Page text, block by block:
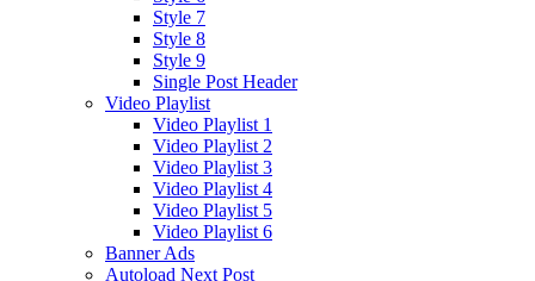
Style 7
Style 8
Style 9
Single Post Header
Video Playlist
Video Playlist 1
Video Playlist 2
Video Playlist 3
Video Playlist 4
Video Playlist 5
Video Playlist 6
Banner Ads
Autoload Next Post